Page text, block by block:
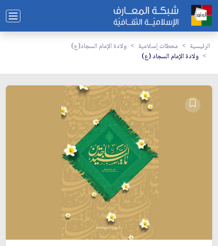
الرئيسية محطات إسلامية
ولادة الإمام السجاد(ع)
ولادة الإمام السجاد (ع)